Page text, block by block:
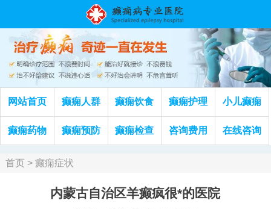
网站首页 癫痫人群 癫痫饮食 癫痫护理 小儿癫痫
癫痫药物 癫痫预防 癫痫检查 咨询费用 在线咨询
首页> 癫痫症状
内蒙古自治区羊癫疯很*的医院